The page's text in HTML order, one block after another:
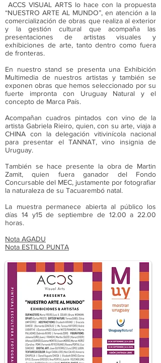
ACCS VISUAL ARTS lo hace con la propuesta
“NUESTRO ARTE AL MUNDO”, en atención a la
comercialización de obras que realiza al exterior
y la gestión cultural que acompaña las
presentaciones de artistas visuales y
exhibiciones de arte, tanto dentro como fuera
de fronteras.
En nuestro stand se presenta una Exhibición
Multimedia de nuestros artistas y también se
exponen obras que hemos seleccionado por su
fuerte impronta con Uruguay Natural y el
concepto de Marca País.
Acompañan cuadros pintados con vino de la
artista Gabriela Rieiro, quien, con su arte, viaja a
CHINA con la delegación vitivinícola nacional
para presentar el TANNAT, vino insignia de
Uruguay.
También se hace presente la obra de Martin
Zamit, quien fuera ganador del Fondo
Concursable del MEC, justamente por fotografiar
la naturaleza de su Tacuarembó natal.
La muestra permanece abierta al público los
días 14 y15 de septiembre de 12.00 a 22.00
horas.
Nota AGADU
Nota ESTILO PUNTA